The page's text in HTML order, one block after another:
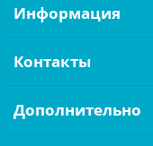
Информация
Контакты
Дополнительно